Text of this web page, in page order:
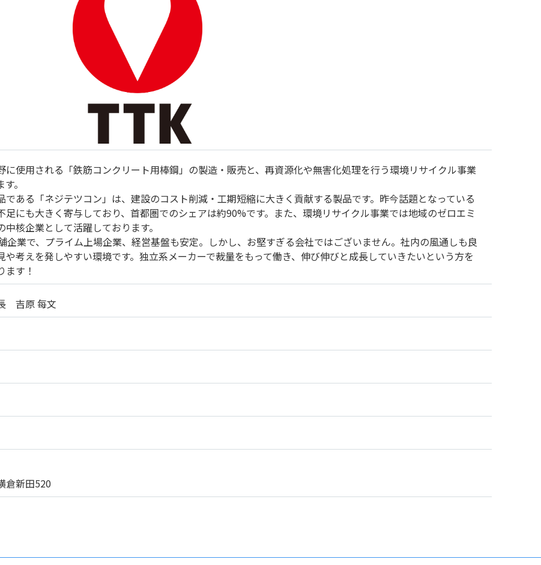
に使用される「鉄筋コンクリート用棒鋼」の製造・販売と、再資源化や無害化処理を行う環境リサイクル事業
。
である「ネジテツコン」は、建設のコスト削減・工期短縮に大きく貢献する製品です。昨今話題となっている
足にも大きく寄与しており、首都圏でのシェアは約90%です。また、環境リサイクル事業では地域のゼロエミ
中核企業として活躍しております。
企業で、プライム上場企業、経営基盤も安定。しかし、お堅すぎる会社ではございません。社内の風通しも良
や考えを発しやすい環境です。独立系メーカーで裁量をもって働き、伸び伸びと成長していきたいという方を
ます！
吉原 每文
倉新田520